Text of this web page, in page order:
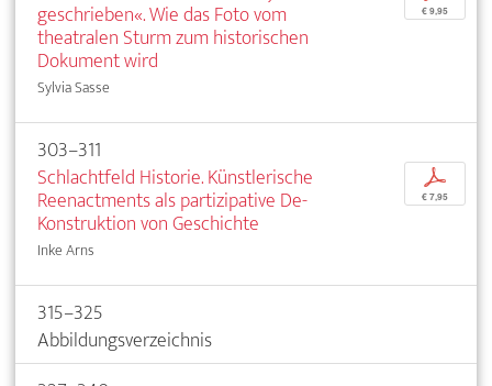
geschrieben«. Wie das Foto vom
theatralen Sturm zum historischen
Dokument wird
Sylvia Sasse
€ 9,95
303–311
Schlachtfeld Historie. Künstlerische
Reenactments als partizipative De-
Konstruktion von Geschichte
Inke Arns
p
€ 7,95
315–325
Abbildungsverzeichnis